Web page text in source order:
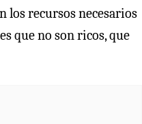
los recursos necesarios
que no son ricos, que